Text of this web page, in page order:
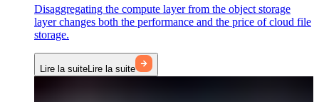
Disaggregating the compute layer from the object storage
layer changes both the performance and the price of cloud file
storage.
Lire la suite Lire la suite